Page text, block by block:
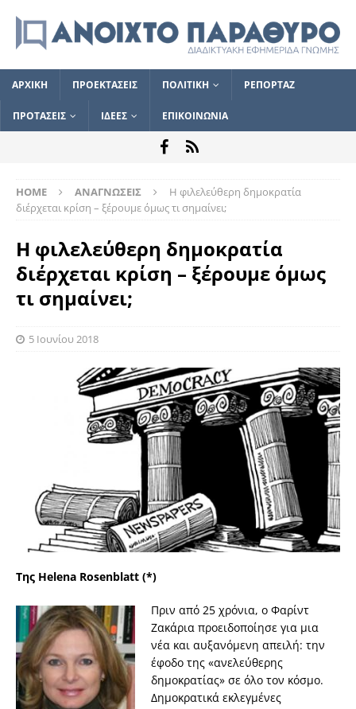
ΑΡΧΙΚΗ ΠΡΟΕΚΤΑΣΕΙΣ ΠΟΛΙΤΙΚΗ ΡΕΠΟΡΤΑΖ
ΠΡΟΤΑΣΕΙΣ ΙΔΕΕΣ ΕΠΙΚΟΙΝΩΝΙΑ
HOME ΑΝΑΓΝΩΣΕΙΣ
H φιλελεύθερη δημοκρατία
διέρχεται κρίση – ξέρουμε όμως τι σημαίνει;
H φιλελεύθερη δημοκρατία
διέρχεται κρίση – ξέρουμε όμως
τι σημαίνει;
5 Ιουνίου 2018
Της Helena Rosenblatt (*)
Πριν από 25 χρόνια, ο Φαρίντ
Ζακάρια προειδοποίησε για μια
νέα και αυξανόμενη απειλή: την
έφοδο της «ανελεύθερης
δημοκρατίας» σε όλο τον κόσμο.
Δημοκρατικά εκλεγμένες